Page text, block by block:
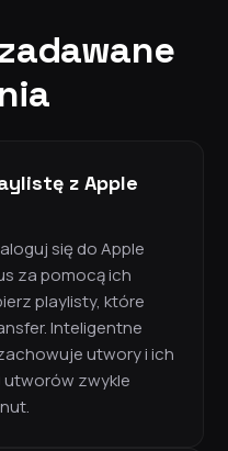
z Apple
się do Apple
za pomocą ich
playlisty, które
Inteligentne
utwory i ich
utworów zwykle